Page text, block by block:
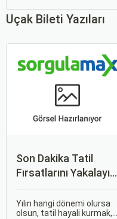
Uçak Bileti Yazıları
Son Dakika Tatil
Fırsatlarını Yakalayın:
İpuçları
Yılın hangi dönemi olursa
olsun, tatil hayali kurmak,